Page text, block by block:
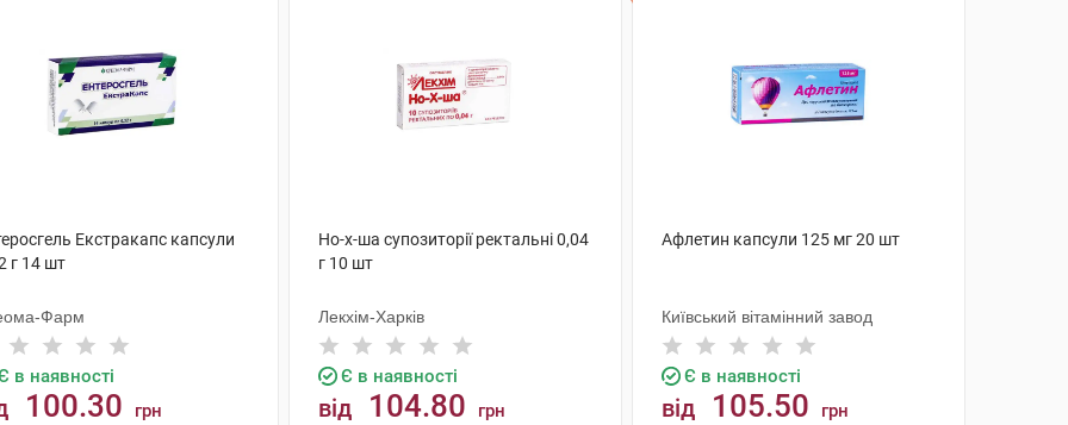
Екстракапс капсули
г 14 шт
Фарм
в наявності
100.30 грн
Но-х-ша супозиторії ректальні 0,04
г 10 шт
Лекхім-Харків
Є в наявності
від 104.80 грн
Афлетин капсули 125 мг 20 шт
Київський вітамінний завод
Є в наявності
від 105.50 грн